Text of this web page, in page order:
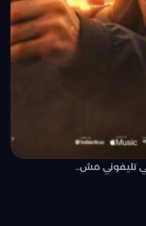
تليفوني مش..